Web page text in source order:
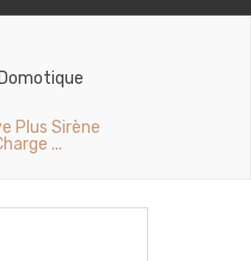
Plus Sirène
...